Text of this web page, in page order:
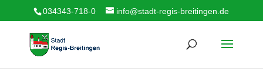
034343-718-0 info@stadt-regis-breitingen.de